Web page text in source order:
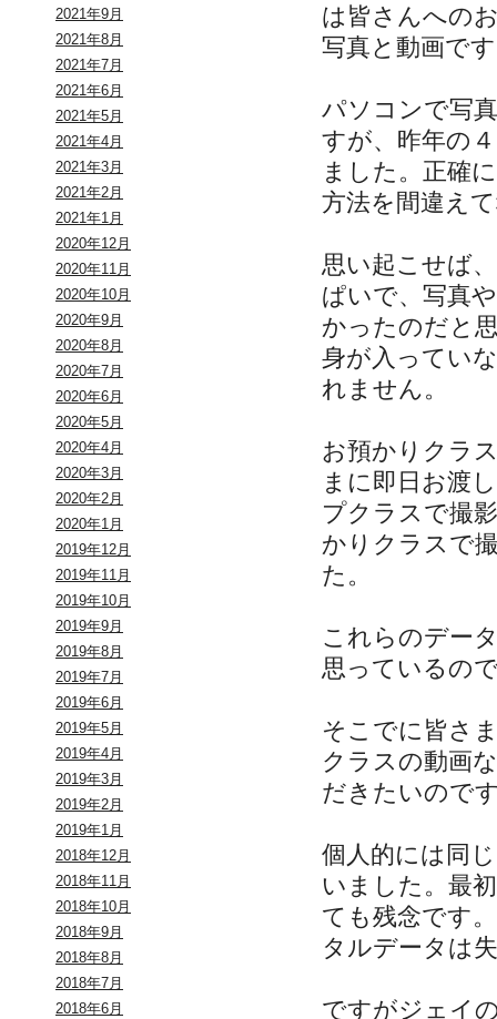
2021年9月
2021年8月
2021年7月
2021年6月
2021年5月
2021年4月
2021年3月
2021年2月
2021年1月
2020年12月
2020年11月
2020年10月
2020年9月
2020年8月
2020年7月
2020年6月
2020年5月
2020年4月
2020年3月
2020年2月
2020年1月
2019年12月
2019年11月
2019年10月
2019年9月
2019年8月
2019年7月
2019年6月
2019年5月
2019年4月
2019年3月
2019年2月
2019年1月
2018年12月
2018年11月
2018年10月
2018年9月
2018年8月
2018年7月
2018年6月
は皆さんへの
写真と動画で
パソコンで写
すが、昨年の
ました。正確
方法を間違え
思い起こせば
ぱいで、写真
かったのだと
身が入ってい
れません。
お預かりクラ
まに即日お渡
プクラスで撮
かりクラスで
た。
これらのデー
思っているの
そこでに皆さ
クラスの動画
だきたいので
個人的には同
いました。最
ても残念です
タルデータは
ですがジェイ